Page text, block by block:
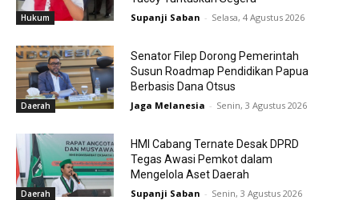
Hukum Supanji Saban - Selasa, 4 Agustus 2026
Daerah
Senator Filep Dorong Pemerintah
Susun Roadmap Pendidikan Papua
Berbasis Dana Otsus
Jaga Melanesia - Senin, 3 Agustus 2026
Daerah
HMI Cabang Ternate Desak DPRD
Tegas Awasi Pemkot dalam
Mengelola Aset Daerah
Supanji Saban - Senin, 3 Agustus 2026